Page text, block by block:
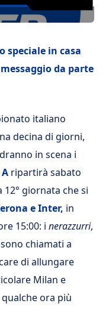
speciale in casa
da parte
italiano
decina di giorni,
in scena i
ripartirà sabato
giornata che si
e Inter, in
15:00: i nerazzurri,
chiamati a
di allungare
Milan e
ora più